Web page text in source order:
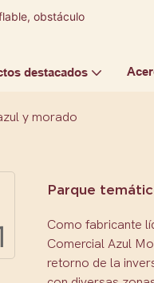
obstáculo
destacados
y morado
Parque
Como fabricante
Comercial Azul
retorno de la